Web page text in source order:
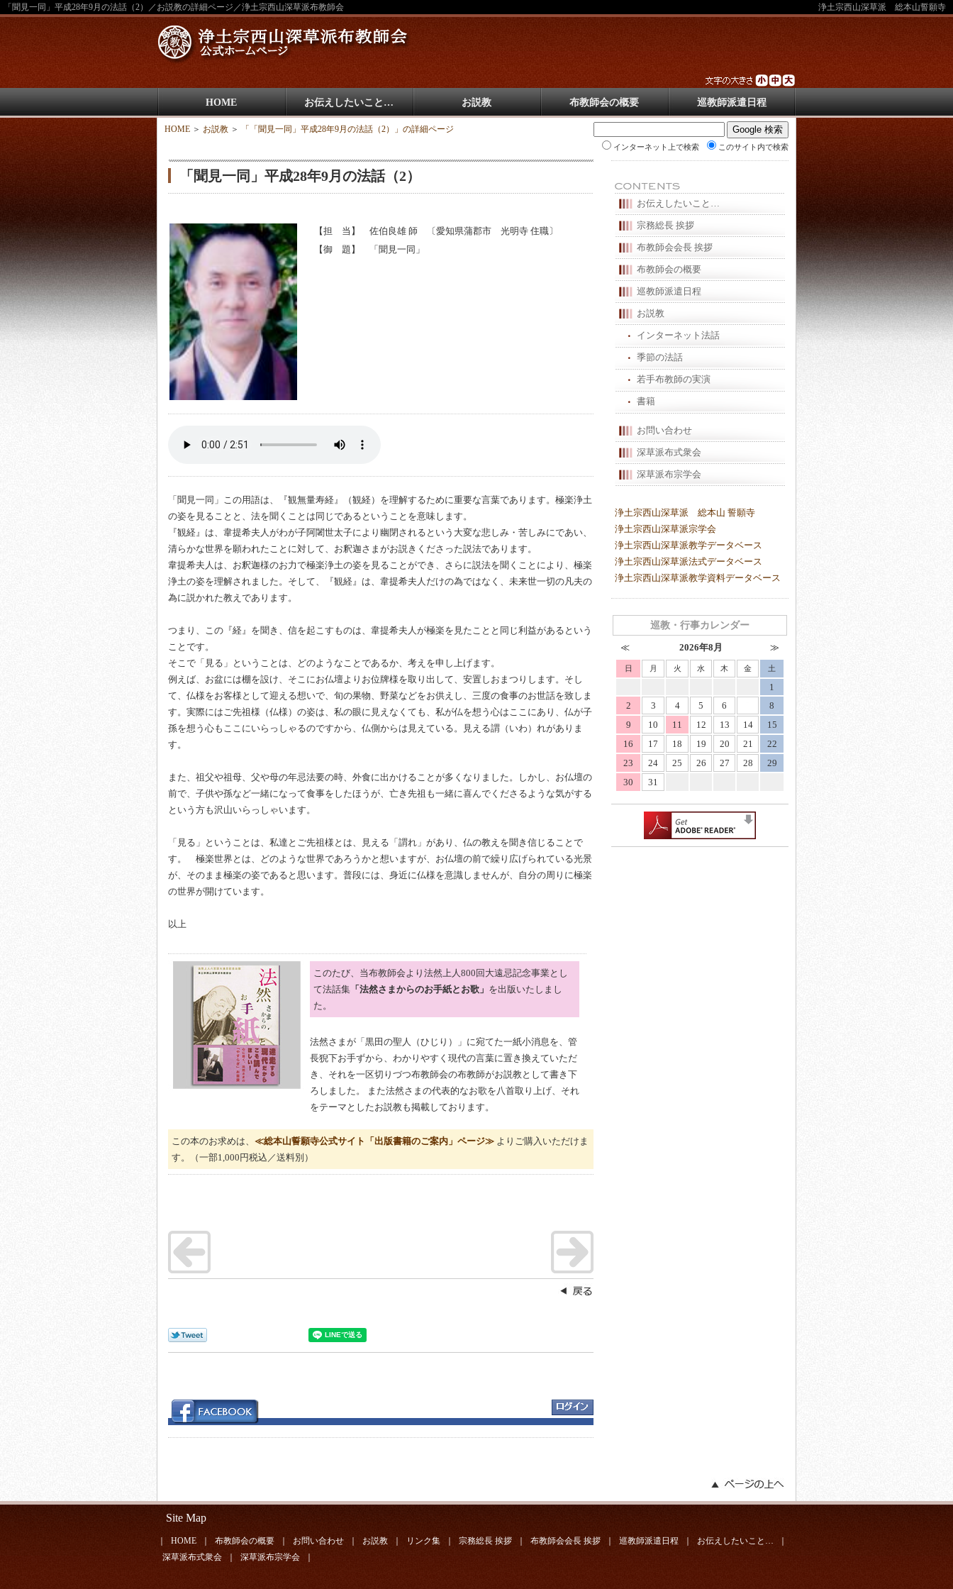
「聞見一同」平成28年9月の法話（2）／お説教の詳細ページ／浄土宗西山深草派布教師会 浄土宗西山深草派 総本山誓願寺
HOME お伝えしたいこと… お説教 布教師会の概要 巡教師派遣日程
HOME ＞ お説教 ＞ 「「聞見一同」平成28年9月の法話（2）」の詳細ページ
インターネット上で検索 このサイト内で検索
「聞見一同」平成28年9月の法話（2）
【担 当】 佐伯良雄 師 〔愛知県蒲郡市 光明寺 住職〕
【御 題】 「聞見一同」
「聞見一同」この用語は、『観無量寿経』（観経）を理解するために重要な言葉であります。極楽浄土
の姿を見ることと、法を聞くことは同じであるということを意味します。
『観経』は、韋提希夫人がわが子阿闍世太子により幽閉されるという大変な悲しみ・苦しみにであい、
清らかな世界を願われたことに対して、お釈迦さまがお説きくださった説法であります。
韋提希夫人は、お釈迦様のお力で極楽浄土の姿を見ることができ、さらに説法を聞くことにより、極楽
浄土の姿を理解されました。そして、『観経』は、韋提希夫人だけの為ではなく、未来世一切の凡夫の
為に説かれた教えであります。
つまり、この『経』を聞き、信を起こすものは、韋提希夫人が極楽を見たことと同じ利益があるという
ことです。
そこで「見る」ということは、どのようなことであるか、考えを申し上げます。
例えば、お盆には棚を設け、そこにお仏壇よりお位牌様を取り出して、安置しおまつりします。そし
て、仏様をお客様として迎える想いで、旬の果物、野菜などをお供えし、三度の食事のお世話を致しま
す。実際にはご先祖様（仏様）の姿は、私の眼に見えなくても、私が仏を想う心はここにあり、仏が子
孫を想う心もここにいらっしゃるのですから、仏側からは見えている。見える謂（いわ）れがありま
す。
また、祖父や祖母、父や母の年忌法要の時、外食に出かけることが多くなりました。しかし、お仏壇の
前で、子供や孫など一緒になって食事をしたほうが、亡き先祖も一緒に喜んでくださるような気がする
という方も沢山いらっしゃいます。
「見る」ということは、私達とご先祖様とは、見える「謂れ」があり、仏の教えを聞き信じることで
す。 極楽世界とは、どのような世界であろうかと想いますが、お仏壇の前で繰り広げられている光景
が、そのまま極楽の姿であると思います。普段には、身近に仏様を意識しませんが、自分の周りに極楽
の世界が開けています。
以上
このたび、当布教師会より法然上人800回大遠忌記念事業とし
て法話集 「法然さまからのお手紙とお歌」 を出版いたしまし
た。
法然さまが「黒田の聖人（ひじり）」に宛てた一紙小消息を、管
長猊下お手ずから、わかりやすく現代の言葉に置き換えていただ
き、それを一区切りづつ布教師会の布教師がお説教として書き下
ろしました。 また法然さまの代表的なお歌を八首取り上げ、それ
をテーマとしたお説教も掲載しております。
この本のお求めは、 ≪総本山誓願寺公式サイト「出版書籍のご案内」ページ≫ よりご購入いただけま
す。（一部1,000円税込／送料別）
お伝えしたいこと…
宗務総長 挨拶
布教師会会長 挨拶
布教師会の概要
巡教師派遣日程
お説教
インターネット法話
季節の法話
若手布教師の実演
書籍
お問い合わせ
深草派布式衆会
深草派布宗学会
浄土宗西山深草派 総本山 誓願寺
浄土宗西山深草派宗学会
浄土宗西山深草派教学データベース
浄土宗西山深草派法式データベース
浄土宗西山深草派教学資料データベース
巡教・行事カレンダー
2026年8月
日 月 火 水 木 金 土
1
2
3 4 5 6
8
9
10 11 12 13 14
15
16
17 18 19 20 21
22
23
24 25 26 27 28
29
30
31
Site Map
HOME 布教師会の概要 お問い合わせ お説教 リンク集 宗務総長 挨拶 布教師会会長 挨拶 巡教師派遣日程 お伝えしたいこと…
深草派布式衆会
深草派布宗学会